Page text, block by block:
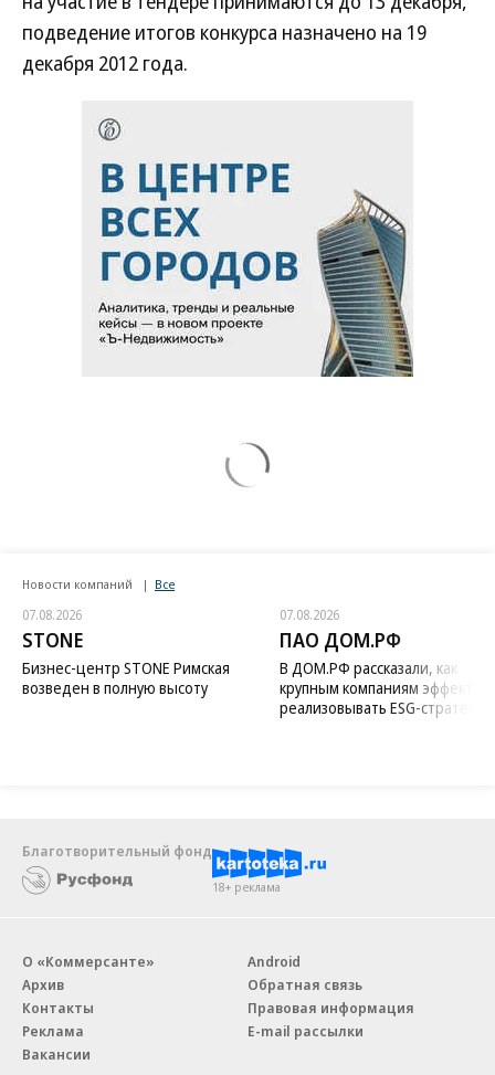
подведение итогов конкурса назначено на 19
декабря 2012 года.
Новости компаний Все
07.08.2026
STONE
Бизнес-центр STONE Римская
возведен в полную высоту
07.08.2026
ПАО ДОМ.РФ
В ДОМ.РФ рассказали, как
крупным компаниям
реализовывать ESG-стратегию
Благотворительный фонд
18+ реклама
О «Коммерсанте»
Архив
Контакты
Реклама
Вакансии
Android
Обратная связь
Правовая информация
E-mail рассылки